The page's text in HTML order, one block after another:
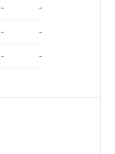
-
-
-
-
- -